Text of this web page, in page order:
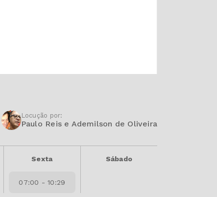
Locução por:
Paulo Reis e Ademilson de Oliveira
Sexta
07:00 - 10:29
Sábado